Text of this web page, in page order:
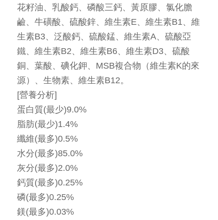
花籽油、乳酸鈣、磷酸三鈣、黃原膠、氯化膽
鹼、牛磺酸、硫酸鋅、維生素E、維生素B1、維
生素B3、泛酸鈣、硫酸錳、維生素A、硫酸亞
鐵、維生素B2、維生素B6、維生素D3、硫酸
銅、葉酸、碘化鉀、MSB複合物（維生素K的來
源）、生物素、維生素B12。
[營養分析]
蛋白質(最少)9.0%
脂肪(最少)1.4%
纖維(最多)0.5%
水分(最多)85.0%
灰分(最多)2.0%
鈣質(最多)0.25%
磷(最多)0.25%
鎂(最多)0.03%